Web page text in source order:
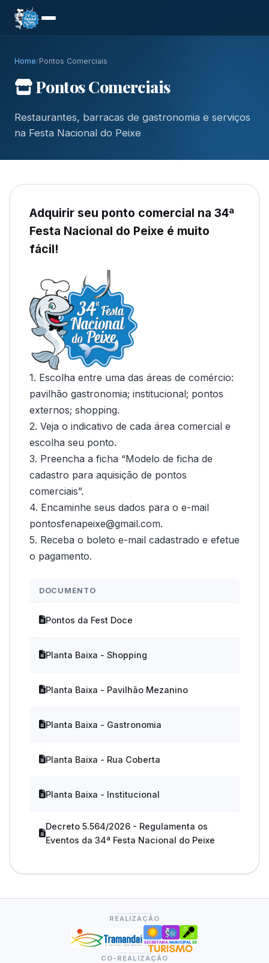
Home/Pontos Comerciais
Pontos Comerciais
Restaurantes, barracas de gastronomia e serviços
na Festa Nacional do Peixe
Adquirir seu ponto comercial na 34ª
Festa Nacional do Peixe é muito
fácil!
1. Escolha entre uma das áreas de comércio:
pavilhão gastronomia; institucional; pontos
externos; shopping.
2. Veja o indicativo de cada área comercial e
escolha seu ponto.
3. Preencha a ficha “Modelo de ficha de
cadastro para aquisição de pontos
comerciais”.
4. Encaminhe seus dados para o e-mail
pontosfenapeixe@gmail.com.
5. Receba o boleto e-mail cadastrado e efetue
o pagamento.
DOCUMENTO
Pontos da Fest Doce
Planta Baixa - Shopping
Planta Baixa - Pavilhão Mezanino
Planta Baixa - Gastronomia
Planta Baixa - Rua Coberta
Planta Baixa - Institucional
Decreto 5.564/2026 - Regulamenta os
Eventos da 34ª Festa Nacional do Peixe
REALIZAÇÃO
CO-REALIZAÇÃO